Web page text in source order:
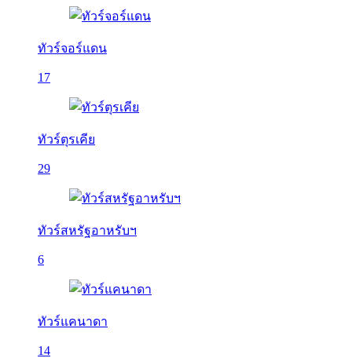
ทัวร์จอร์แดน
17
ทัวร์ตุรเคีย
29
ทัวร์สหรัฐอาหรับฯ
6
ทัวร์แคนาดา
14